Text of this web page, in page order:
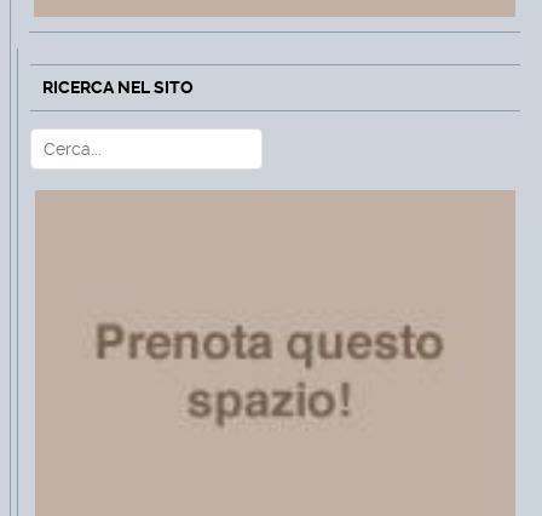
RICERCA NEL SITO
Cerca Type 2 or more characters for